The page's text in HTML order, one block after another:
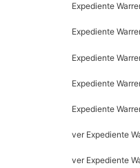
Expediente
Expediente
Expediente
Expediente
Expediente
ver Expediente
ver Expediente